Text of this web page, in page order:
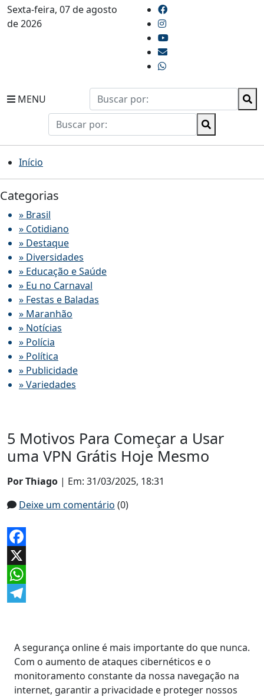
Sexta-feira, 07 de agosto
de 2026
MENU
Início
Categorias
» Brasil
» Cotidiano
» Destaque
» Diversidades
» Educação e Saúde
» Eu no Carnaval
» Festas e Baladas
» Maranhão
» Notícias
» Polícia
» Política
» Publicidade
» Variedades
5 Motivos Para Começar a Usar
uma VPN Grátis Hoje Mesmo
Por Thiago | Em: 31/03/2025, 18:31
Deixe um comentário (0)
Facebook
X
WhatsApp
A segurança online é mais importante do que nunca.
Com o aumento de ataques cibernéticos e o
monitoramento constante da nossa navegação na
internet, garantir a privacidade e proteger nossos